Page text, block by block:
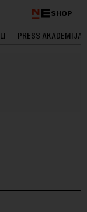
SHOP
PRESS AKADEMIJA